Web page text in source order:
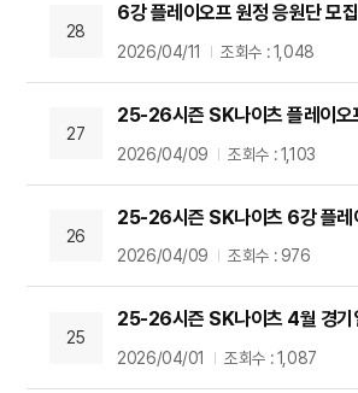
28
6강 플레이오프 원정 응원단 모집
2026/04/11 조회수 : 1,048
27
2026/04/09 조회수 : 1,103
26
2026/04/09 조회수 : 976
25
2026/04/01 조회수 : 1,087